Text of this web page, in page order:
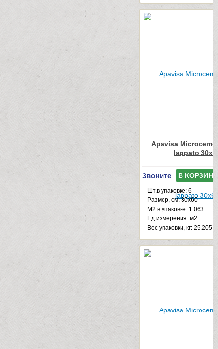
Apavisa
lappato
Звоните В КОРЗИНУ
Шт.в упаковке: 6
Размер, см: 30x60
М2 в упаковке: 1.063
Ед.измерения: м2
Веc упаковки, кг: 25.205